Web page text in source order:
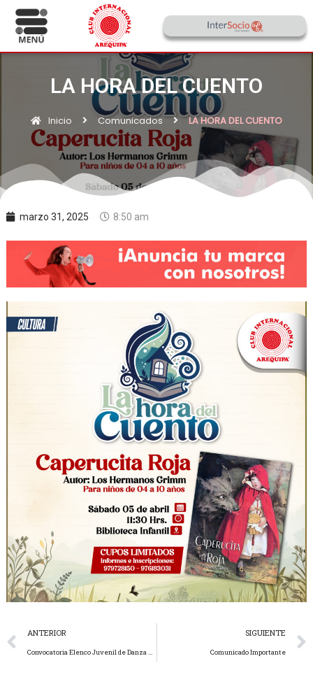
LA HORA DEL CUENTO
Inicio Comunicados LA HORA DEL CUENTO
marzo 31, 2025 8:50 am
ANTERIOR
Convocatoria Elenco Juvenil de Danza 2025
SIGUIENTE
Comunicado Importante